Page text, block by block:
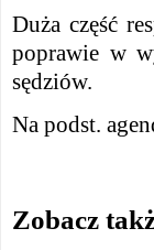
Duża część
poprawie w
sędziów.
Na podst.
Zobacz